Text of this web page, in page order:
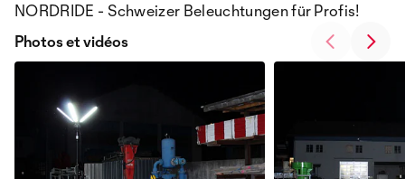
NORDRIDE - Schweizer Beleuchtungen für Profis!
Photos et vidéos